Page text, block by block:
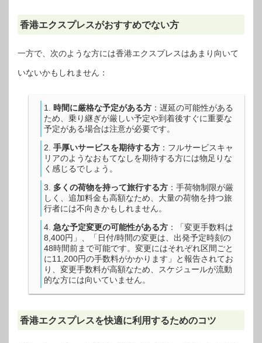
香港エクスプレスがおすすめでない方
一方で、次のような方には香港エクスプレスはあまり向いて
いないかもしれません：
時間に厳格な予定がある方 ：遅延の可能性がある
ため、乗り継ぎが厳しい予定や到着後すぐに重要な
予定がある場合は注意が必要です。
手厚いサービスを期待する方 ：フルサービスキャ
リアのようなおもてなしを期待する方には物足りな
く感じるでしょう。
多くの荷物を持って旅行する方 ：手荷物制限が厳
しく、追加料金も高額なため、大量の荷物を持つ旅
行者には不向きかもしれません。
急な予定変更の可能性がある方 ：「変更手数料は
8,400円」、「日付/時間の変更は、出発予定時刻の
48時間前まで可能です。変更にはそれぞれ区間ごと
に11,200円の手数料がかかります」と報告されてお
り、変更手数料が高額なため、スケジュールが流動
的な方には向いていません。
香港エクスプレスを快適に利用するためのコツ